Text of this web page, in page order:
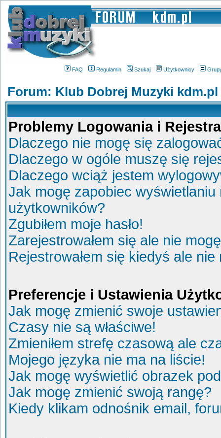
FAQ Regulamin Szukaj Użytkownicy
Forum: Klub Dobrej Muzyki kdm.pl
Problemy Logowania i
Dlaczego nie mogę się
Dlaczego w ogóle muszę się
Dlaczego wciąż jestem
Jak mogę zapobiec
użytkowników?
Zgubiłem moje hasło!
Zarejestrowałem się ale nie
Rejestrowałem się kiedyś ale
Preferencje i Ustawienia
Jak mogę zmienić swoje
Czasy nie są właściwe!
Zmieniłem strefę czasową ale
Mojego języka nie ma na liście!
Jak mogę wyświetlić obrazek
Jak mogę zmienić swoją rangę?
Kiedy klikam odnośnik email,